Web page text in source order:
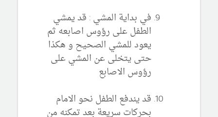
في بداية المشي : قد يمشي
الطفل على رؤوس اصابعه ثم
يعود للمشي الصحيح و هكذا
حتى يتخلى عن المشي على
رؤوس الاصابع
قد يندفع الطفل نحو الامام
بحركات سريعة بعد تمكنه من